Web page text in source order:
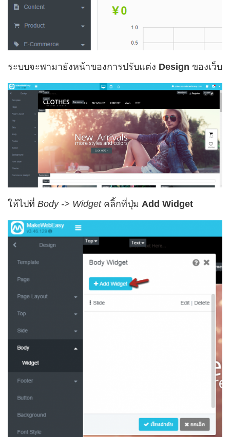
ระบบจะพามายังหน้าของการปรับแต่ง Design ของเว็บ
ให้ไปที่ Body -> Widget คลิ้กที่ปุ่ม Add Widget